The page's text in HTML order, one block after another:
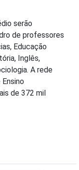
serão
de professores
Educação
Inglês,
A rede
de 372 mil